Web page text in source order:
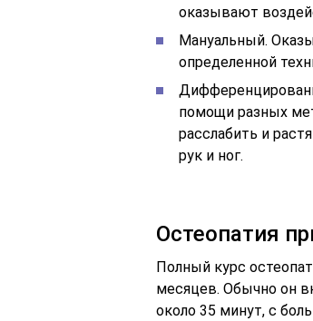
оказывают
Мануальный.
определенной
помощи разных
расслабить и
рук и ног.
Остеопатия
Полный курс
месяцев. Обычно он
около 35 минут, с